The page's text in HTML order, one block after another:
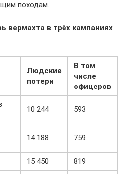
походам.
вермахта в трёх кампаниях
Людские
потери
В том
числе
офицеров
10 244 593
14 188 759
15 450 819